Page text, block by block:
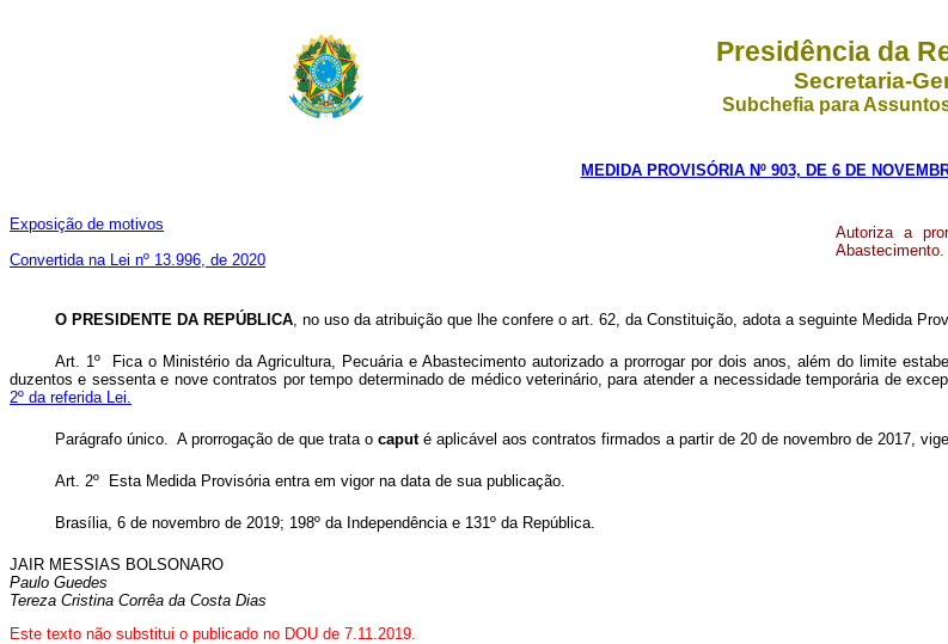
Presidência da
Secretaria-
Subchefia para
MEDIDA PROVISÓRIA Nº 903, DE 6 DE
Exposição de motivos
Convertida na Lei nº 13.996, de 2020
Autoriza a
Abastecimento.
O PRESIDENTE DA REPÚBLICA, no uso da atribuição que lhe confere o art. 62, da Constituição, adota a seguinte Medida
Art. 1º Fica o Ministério da Agricultura, Pecuária e Abastecimento autorizado a prorrogar por dois anos, além do limite
duzentos e sessenta e nove contratos por tempo determinado de médico veterinário, para atender a necessidade temporária de
2º da referida Lei.
Parágrafo único. A prorrogação de que trata o caputé aplicável aos contratos firmados a partir de 20 de novembro de 2017,
Art. 2º Esta Medida Provisória entra em vigor na data de sua publicação.
Brasília, 6 de novembro de 2019; 198º da Independência e 131º da República.
JAIR MESSIAS BOLSONARO
Paulo Guedes
Tereza Cristina Corrêa da Costa Dias
Este texto não substitui o publicado no DOU de 7.11.2019.